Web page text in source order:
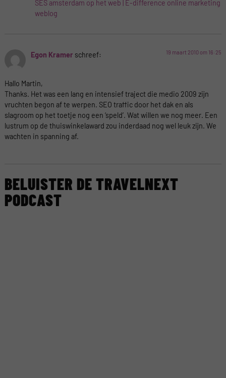
SES amsterdam op het web | E-difference online marketing
weblog
Egon Kramer schreef: 19 maart 2010 om 16:25
Hallo Martin,
Thanks. Het was een lang en intensief traject die medio 2009 zijn
vruchten begon af te werpen. SEO traffic door het dak en als
slagroom op het toetje nog een ‘speld’. Wat willen we nog meer. Een
lustrum op de thuiswinkelaward zou inderdaad nog wel leuk zijn. We
wachten in spanning af.
BELUISTER DE TRAVELNEXT
PODCAST